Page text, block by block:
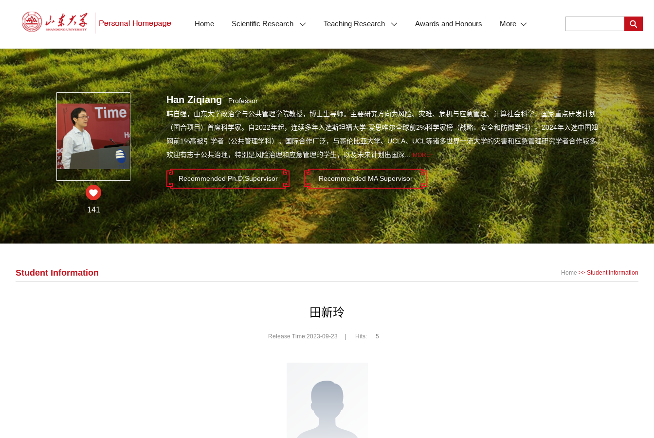
Home Scientific Research Teaching Research Awards and Honours More
141
Han Ziqiang Professor
韩自强，山东大学政治学与公共管理学院教授，博士生导师。主要研究方向为风险、灾难、危机与应急管理、计算社会科学，国家重点研发计划
（国合项目）首席科学家。自2022年起，连续多年入选斯坦福大学-爱思唯尔全球前2%科学家榜（战略、安全和防御学科）。2024年入选中国知
网前1%高被引学者（公共管理学科）。国际合作广泛，与哥伦比亚大学、UCLA、UCL等诸多世界一流大学的灾害和应急管理研究学者合作较多。
欢迎有志于公共治理，特别是风险治理和应急管理的学生，以及未来计划出国深... MORE+
Recommended Ph.D.Supervisor Recommended MA Supervisor
Student Information Home >> Student Information
田新玲
Release Time:2023-09-23 Hits: 5